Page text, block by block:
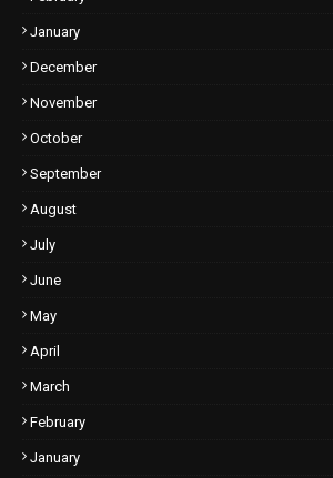
January
December
November
October
September
August
July
June
May
April
March
February
January